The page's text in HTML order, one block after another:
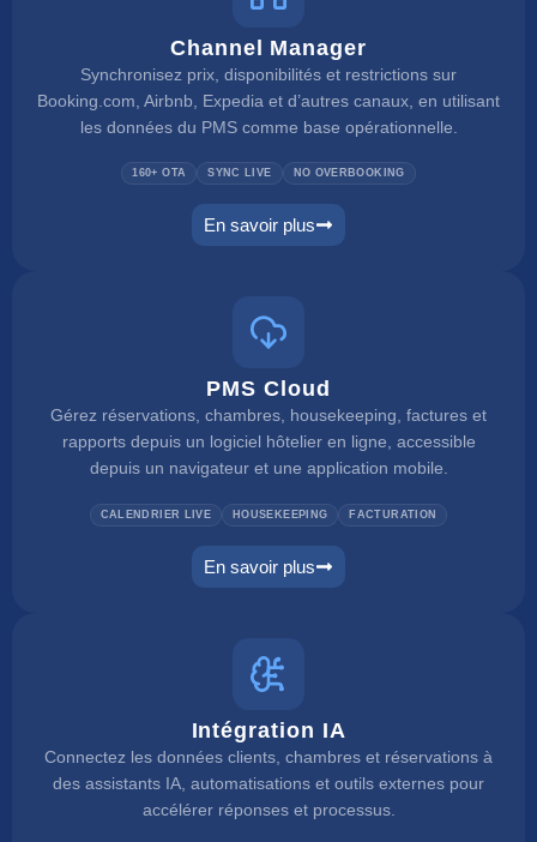
Channel Manager
Synchronisez prix, disponibilités et restrictions sur
Booking.com, Airbnb, Expedia et d’autres canaux, en utilisant
les données du PMS comme base opérationnelle.
160+ OTA SYNC LIVE NO OVERBOOKING
En savoir plus
channel manager
PMS Cloud
Gérez réservations, chambres, housekeeping, factures et
rapports depuis un logiciel hôtelier en ligne, accessible
depuis un navigateur et une application mobile.
CALENDRIER LIVE HOUSEKEEPING FACTURATION
En savoir plus
pms
Intégration IA
Connectez les données clients, chambres et réservations à
des assistants IA, automatisations et outils externes pour
accélérer réponses et processus.